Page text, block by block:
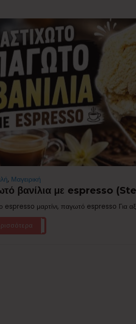
, Μαγειρική
βανίλια με espresso
espresso μαρτίνι, παγωτό espresso Για